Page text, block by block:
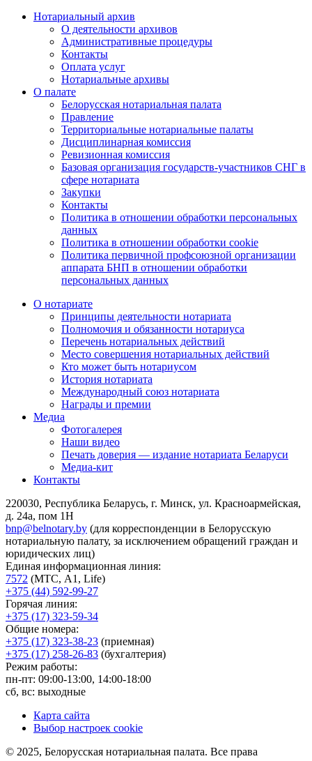
Нотариальный архив
О деятельности архивов
Административные процедуры
Контакты
Оплата услуг
Нотариальные архивы
О палате
Белорусская нотариальная палата
Правление
Территориальные нотариальные палаты
Дисциплинарная комиссия
Ревизионная комиссия
Базовая организация государств-участников СНГ в
сфере нотариата
Закупки
Контакты
Политика в отношении обработки персональных
данных
Политика в отношении обработки cookie
Политика первичной профсоюзной организации
аппарата БНП в отношении обработки
персональных данных
О нотариате
Принципы деятельности нотариата
Полномочия и обязанности нотариуса
Перечень нотариальных действий
Место совершения нотариальных действий
Кто может быть нотариусом
История нотариата
Международный союз нотариата
Награды и премии
Медиа
Фотогалерея
Наши видео
Печать доверия — издание нотариата Беларуси
Медиа-кит
Контакты
220030, Республика Беларусь, г. Минск, ул. Красноармейская,
д. 24а, пом 1Н
bnp@belnotary.by (для корреспонденции в Белорусскую
нотариальную палату, за исключением обращений граждан и
юридических лиц)
Единая информационная линия:
7572 (МТС, A1, Life)
+375 (44) 592-99-27
Горячая линия:
+375 (17) 323-59-34
Общие номера:
+375 (17) 323-38-23 (приемная)
+375 (17) 258-26-83 (бухгалтерия)
Режим работы:
пн-пт: 09:00-13:00, 14:00-18:00
сб, вс: выходные
Карта сайта
Выбор настроек cookie
© 2025, Белорусская нотариальная палата. Все права